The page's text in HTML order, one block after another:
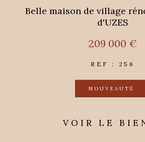
Belle maison de village
d'UZES
209 000 €
REF : 256
NOUVEAUTÉ
VOIR LE